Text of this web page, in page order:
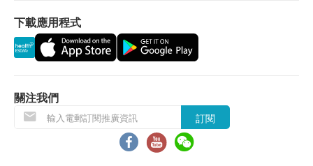
小便晶體
小便顆粒管型
小便透明管型
小便尿膽原定性
小便葡萄糖
HK$290.0
(女)微生物檢查 - 陰道分泌物
細菌培養, 滴蟲, 念珠菌, 淋球菌
性病檢查組合
常見性病檢查包括：梅毒血清試驗, 愛滋病抗體, 衣原體抗體
此計劃必須經醫護人員評估是否適合進行。若經評
估後，客戶並不適合進行檢查，將需支付評估費用
訂購疫苗檢查計劃之服務條款及細則，敬請留意以下
接種須知：
對疫苗成份過敏之人士都不宜接受注射。
注射當天如有發燒或正服用抗生素，建議延遲注
下載應用程式
關注我們
訂閱